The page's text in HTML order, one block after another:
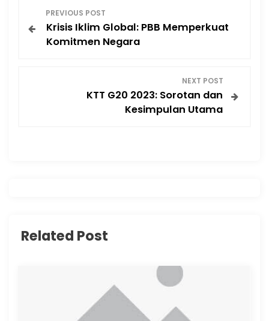
o
g
PREVIOUS POST
Krisis Iklim Global: PBB Memperkuat
Komitmen Negara
NEXT POST
KTT G20 2023: Sorotan dan
Kesimpulan Utama
Related Post